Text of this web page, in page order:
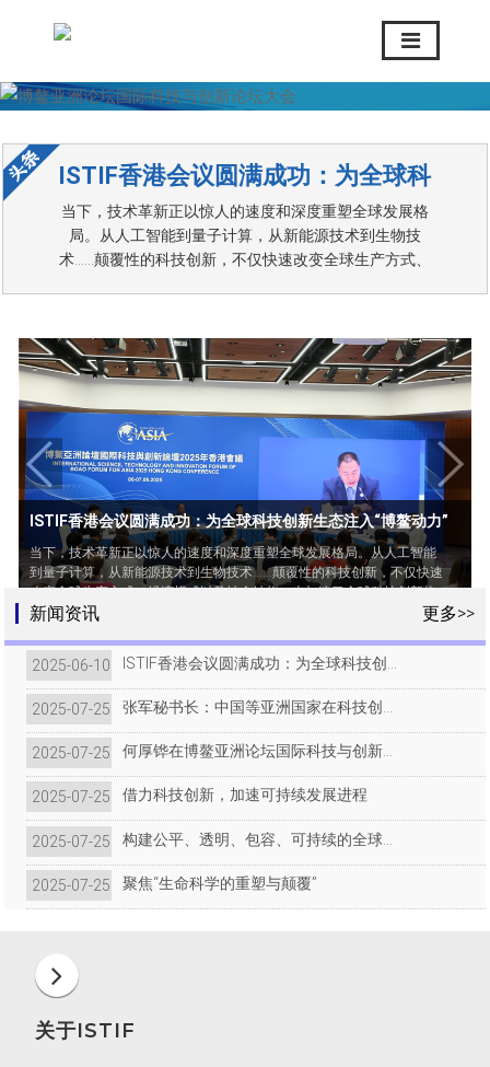
ISTIF香港会议圆满成功：为全球科
技创新生态注入“博鳌动力”
当下，技术革新正以惊人的速度和深度重塑全球发展格
局。从人工智能到量子计算，从新能源技术到生物技
术……颠覆性的科技创新，不仅快速改变全球生产方式、
张军秘书长：中国等亚洲国家在科技
创新领域的作用越来越重要
博鳌亚洲论坛国际科技与创新论坛2025年香港会议6月6
日在香港会议展览中心开幕。6日下午，博鳌亚洲论坛秘
书长张军接受了人民日报、新华社、中新社、中国日报、
凤凰卫视等媒体联合采访。
何厚铧在博鳌亚洲论坛国际科技与创
新论坛2025年香港会议全体大会上
当前，世界百年变局加速演进，新一轮科技革命和产业变
革深入发展。人工智能、量子技术、生命科学等领域的突
据安全风险、伦理争议等治理难题。科技发展的“双刃
剑”效应愈发突显，亟需我们以多边主义为基石，构建开
放、包容、公平的全球科技治理体系。
借力科技创新，加速可持续发展进程
6月7日，博鳌亚洲论坛国际科技与创新论坛2025年香港
会议期间，张军秘书长主持召开题为“科技创新：发力可
持续发展 加速2030议程”的分论坛
会议举行题为“全球科技治理：向善、公平、开放、包
张军秘书长：中国等亚洲国家在科技创新领域的作用越来越重要
博鳌亚洲论坛国际科技与创新论坛2025年香港会议6月6日在香港会议展
览中心开幕。6日下午，博鳌亚洲论坛秘书长张军接受了人民日报、新华
社、中新社、中国日报、凤凰卫视等媒体联合采访。
新闻资讯 更多>>
2025-06-10 17:29
2025-07-25 17:18
2025-07-25 17:14 何厚铧在博鳌亚洲论坛国际科技与创新论坛2025年香港会议全体大会上的致辞
2025-07-25 17:09借力科技创新，加速可持续发展进程
2025-07-25 17:07
2025-07-25 17:03聚焦“生命科学的重塑与颠覆”
关于ISTIF